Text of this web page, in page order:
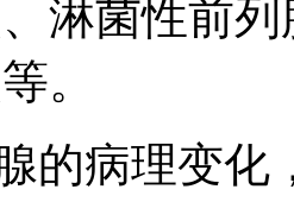
淋菌性前
。
的病理变